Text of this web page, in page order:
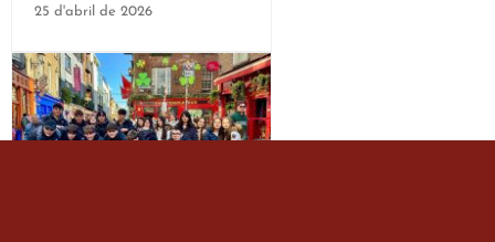
25 d'abril de 2026